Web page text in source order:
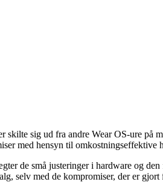
skilte sig ud fra andre Wear OS-ure
med hensyn til omkostningseffektive
de små justeringer i hardware og
selv med de kompromiser, der er